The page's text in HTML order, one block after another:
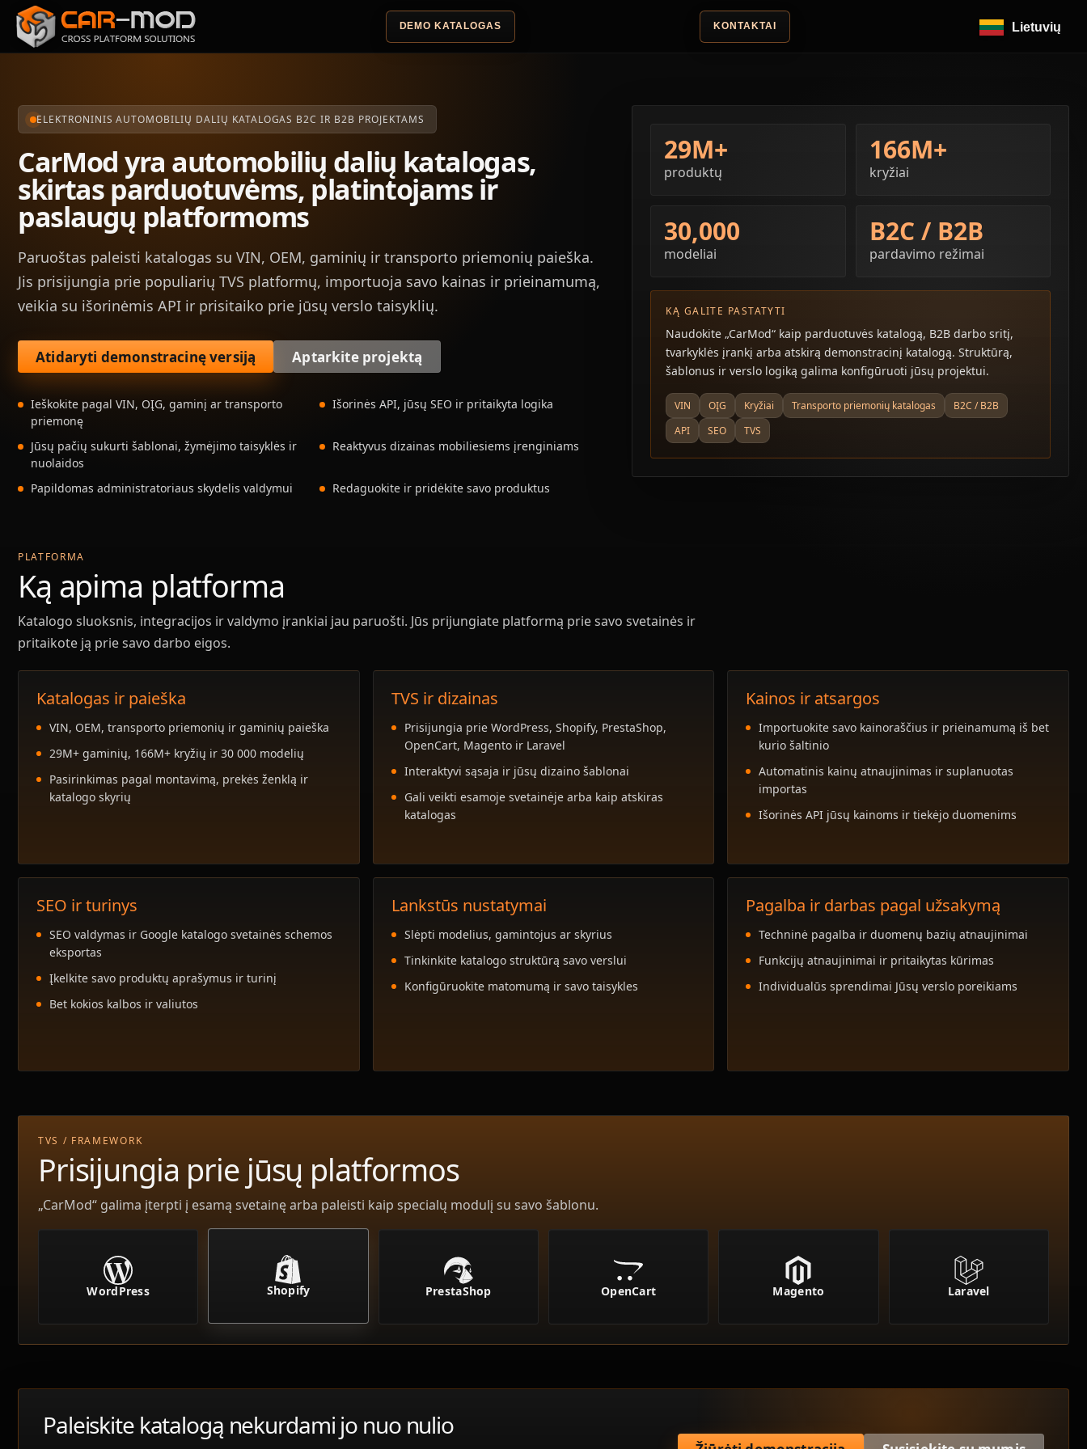
DEMO KATALOGAS KONTAKTAI Lietuvių
ELEKTRONINIS AUTOMOBILIŲ DALIŲ KATALOGAS B2C IR B2B PROJEKTAMS
CarMod yra automobilių dalių katalogas,
skirtas parduotuvėms, platintojams ir
paslaugų platformoms
Paruoštas paleisti katalogas su VIN, OEM, gaminių ir transporto priemonių paieška.
Jis prisijungia prie populiarių TVS platformų, importuoja savo kainas ir prieinamumą,
veikia su išorinėmis API ir prisitaiko prie jūsų verslo taisyklių.
Atidaryti demonstracinę versiją Aptarkite projektą
Ieškokite pagal VIN, OĮG, gaminį ar transporto
priemonę
Išorinės API, jūsų SEO ir pritaikyta logika
Jūsų pačių sukurti šablonai, žymėjimo taisyklės ir
nuolaidos
Reaktyvus dizainas mobiliesiems įrenginiams
Papildomas administratoriaus skydelis valdymui Redaguokite ir pridėkite savo produktus
29M+
produktų
166M+
kryžiai
30,000
modeliai
B2C / B2B
pardavimo režimai
KĄ GALITE PASTATYTI
Naudokite „CarMod“ kaip parduotuvės katalogą, B2B darbo sritį,
tvarkyklės įrankį arba atskirą demonstracinį katalogą. Struktūrą,
šablonus ir verslo logiką galima konfigūruoti jūsų projektui.
VIN OĮG Kryžiai Transporto priemonių katalogas
B2C / B2B
API
SEO TVS
PLATFORMA
Ką apima platforma
Katalogo sluoksnis, integracijos ir valdymo įrankiai jau paruošti. Jūs prijungiate platformą prie savo svetainės ir
pritaikote ją prie savo darbo eigos.
Katalogas ir paieška
VIN, OEM, transporto priemonių ir gaminių paieška
29M+ gaminių, 166M+ kryžių ir 30 000 modelių
Pasirinkimas pagal montavimą, prekės ženklą ir
katalogo skyrių
TVS ir dizainas
Prisijungia prie WordPress, Shopify, PrestaShop,
OpenCart, Magento ir Laravel
Interaktyvi sąsaja ir jūsų dizaino šablonai
Gali veikti esamoje svetainėje arba kaip atskiras
katalogas
Kainos ir atsargos
Importuokite savo kainoraščius ir prieinamumą iš bet
kurio šaltinio
Automatinis kainų atnaujinimas ir suplanuotas
importas
Išorinės API jūsų kainoms ir tiekėjo duomenims
SEO ir turinys
SEO valdymas ir Google katalogo svetainės schemos
eksportas
Įkelkite savo produktų aprašymus ir turinį
Bet kokios kalbos ir valiutos
Lankstūs nustatymai
Slėpti modelius, gamintojus ar skyrius
Tinkinkite katalogo struktūrą savo verslui
Konfigūruokite matomumą ir savo taisykles
Pagalba ir darbas pagal užsakymą
Techninė pagalba ir duomenų bazių atnaujinimai
Funkcijų atnaujinimai ir pritaikytas kūrimas
Individualūs sprendimai Jūsų verslo poreikiams
TVS / FRAMEWORK
Prisijungia prie jūsų platformos
„CarMod“ galima įterpti į esamą svetainę arba paleisti kaip specialų modulį su savo šablonu.
WordPress Shopify PrestaShop OpenCart Magento Laravel
Paleiskite katalogą nekurdami jo nuo nulio